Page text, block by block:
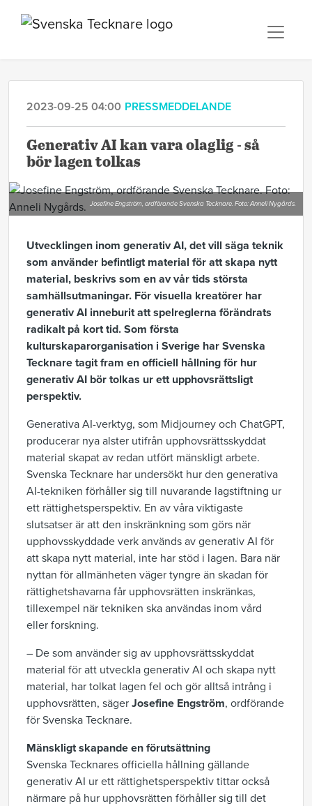
2023-09-25 04:00 PRESSMEDDELANDE
Generativ AI kan vara olaglig - så
bör lagen tolkas
Josefine Engström, ordförande Svenska Tecknare. Foto: Anneli Nygårds.
Utvecklingen inom generativ AI, det vill säga teknik
som använder befintligt material för att skapa nytt
material, beskrivs som en av vår tids största
samhällsutmaningar. För visuella kreatörer har
generativ AI inneburit att spelreglerna förändrats
radikalt på kort tid. Som första
kulturskaparorganisation i Sverige har Svenska
Tecknare tagit fram en officiell hållning för hur
generativ AI bör tolkas ur ett upphovsrättsligt
perspektiv.
Generativa AI-verktyg, som Midjourney och ChatGPT,
producerar nya alster utifrån upphovsrättsskyddat
material skapat av redan utfört mänskligt arbete.
Svenska Tecknare har undersökt hur den generativa
AI-tekniken förhåller sig till nuvarande lagstiftning ur
ett rättighetsperspektiv. En av våra viktigaste
slutsatser är att den inskränkning som görs när
upphovsskyddade verk används av generativ AI för
att skapa nytt material, inte har stöd i lagen. Bara när
nyttan för allmänheten väger tyngre än skadan för
rättighetshavarna får upphovsrätten inskränkas,
tillexempel när tekniken ska användas inom vård
eller forskning.
– De som använder sig av upphovsrättsskyddat
material för att utveckla generativ AI och skapa nytt
material, har tolkat lagen fel och gör alltså intrång i
upphovsrätten, säger Josefine Engström, ordförande
för Svenska Tecknare.
Mänskligt skapande en förutsättning
Svenska Tecknares officiella hållning gällande
generativ AI ur ett rättighetsperspektiv tittar också
närmare på hur upphovsrätten förhåller sig till det